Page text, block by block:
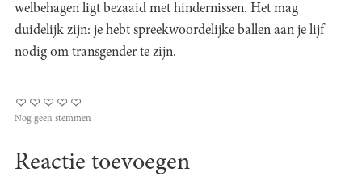
welbehagen ligt bezaaid met hindernissen. Het mag
duidelijk zijn: je hebt spreekwoordelijke ballen aan je lijf
nodig om transgender te zijn.
Nog geen stemmen
Reactie toevoegen